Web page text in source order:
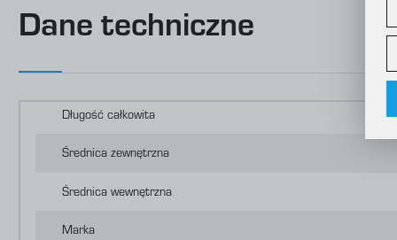
Dane techniczne
Długość całkowita
Średnica zewnętrzna
Średnica wewnętrzna
Marka